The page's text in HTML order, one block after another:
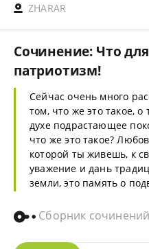
ZHARAR
Сочинение: Что
патриотизм!
Сейчас очень много
том, что же это такое, о
духе подрастающее
что же это такое?
которой ты живешь, к
уважение и дань
земли, это память о
Сборник сочинений